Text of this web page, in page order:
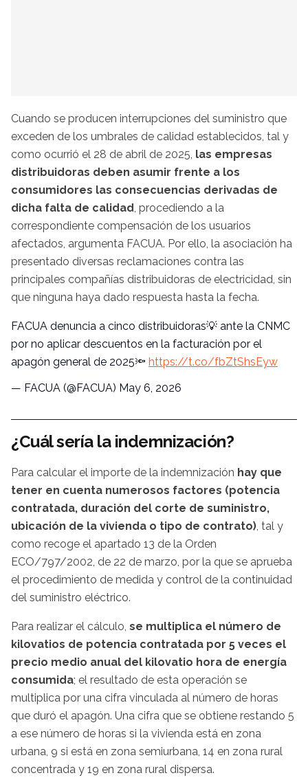
Cuando se producen interrupciones del suministro que
exceden de los umbrales de calidad establecidos, tal y
como ocurrió el 28 de abril de 2025, las empresas
distribuidoras deben asumir frente a los
consumidores las consecuencias derivadas de
dicha falta de calidad, procediendo a la
correspondiente compensación de los usuarios
afectados, argumenta FACUA. Por ello, la asociación ha
presentado diversas reclamaciones contra las
principales compañías distribuidoras de electricidad, sin
que ninguna haya dado respuesta hasta la fecha.
FACUA denuncia a cinco distribuidoras💡 ante la CNMC
por no aplicar descuentos en la facturación por el
apagón general de 2025🔦 https://t.co/fbZtShsEyw
— FACUA (@FACUA) May 6, 2026
¿Cuál sería la indemnización?
Para calcular el importe de la indemnización hay que
tener en cuenta numerosos factores (potencia
contratada, duración del corte de suministro,
ubicación de la vivienda o tipo de contrato), tal y
como recoge el apartado 13 de la Orden
ECO/797/2002, de 22 de marzo, por la que se aprueba
el procedimiento de medida y control de la continuidad
del suministro eléctrico.
Para realizar el cálculo, se multiplica el número de
kilovatios de potencia contratada por 5 veces el
precio medio anual del kilovatio hora de energía
consumida; el resultado de esta operación se
multiplica por una cifra vinculada al número de horas
que duró el apagón. Una cifra que se obtiene restando 5
a ese número de horas si la vivienda está en zona
urbana, 9 si está en zona semiurbana, 14 en zona rural
concentrada y 19 en zona rural dispersa.